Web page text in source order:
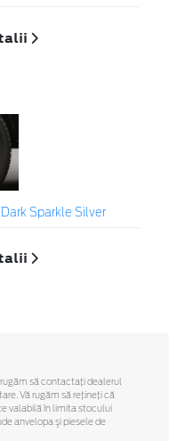
Sparkle Silver
să contactaţi dealerul
Vă rugăm să reţineţi că
valabilă în limita stocului
anvelopa şi piesele de